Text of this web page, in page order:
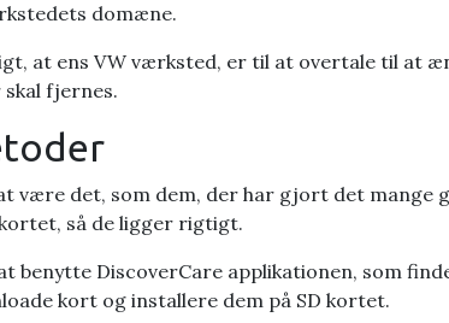
domæne.
at ens VW værksted, er til at overtale til at
fjernes.
være det, som dem, der har gjort det mange
så de ligger rigtigt.
benytte DiscoverCare applikationen, som
kort og installere dem på SD kortet.